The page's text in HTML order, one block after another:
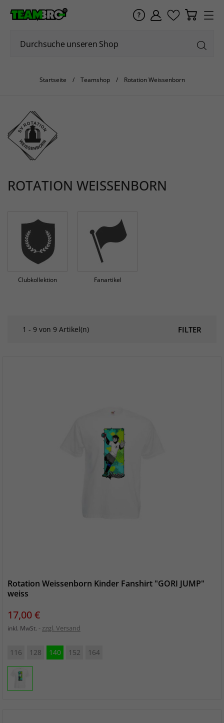
Startseite Teamshop Rotation Weissenborn
ROTATION WEISSENBORN
Clubkollektion Fanartikel
FILTER
1 - 9 von 9 Artikel(n)
Rotation Weissenborn Kinder Fanshirt "GORI JUMP"
weiss
Preis
17,00 €
inkl. MwSt. zzgl. Versand
116 128 140 152 164